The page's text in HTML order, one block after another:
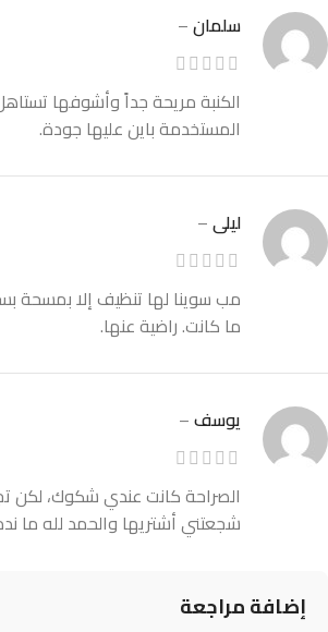
سلمان–
الكنبة مريحة جداً وأشوفها
المستخدمة باين عليها جودة.
ليلى–
مب سوينا لها تنظيف إلا بمسحة
ما كانت. راضية عنها.
يوسف–
الصراحة كانت عندي شكوك، لكن
شجعتني أشتريها والحمد لله ما
إضافة مراجعة